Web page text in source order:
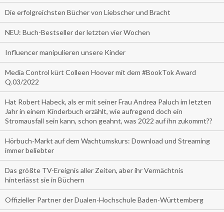
Die erfolgreichsten Bücher von Liebscher und Bracht
NEU: Buch-Bestseller der letzten vier Wochen
Influencer manipulieren unsere Kinder
Media Control kürt Colleen Hoover mit dem #BookTok Award
Q.03/2022
Hat Robert Habeck, als er mit seiner Frau Andrea Paluch im letzten
Jahr in einem Kinderbuch erzählt, wie aufregend doch ein
Stromausfall sein kann, schon geahnt, was 2022 auf ihn zukommt??
Hörbuch-Markt auf dem Wachtumskurs: Download und Streaming
immer beliebter
Das größte TV-Ereignis aller Zeiten, aber ihr Vermächtnis
hinterlässt sie in Büchern
Offizieller Partner der Dualen-Hochschule Baden-Württemberg